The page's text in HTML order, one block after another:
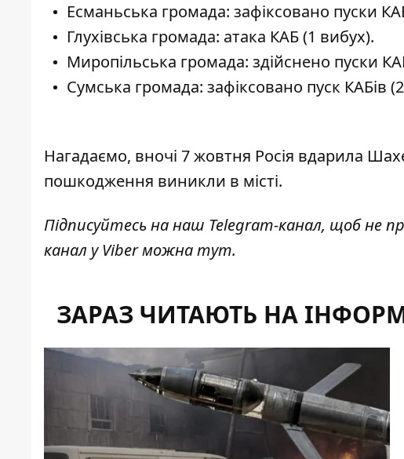
Есманьська громада: зафіксовано пуски
Глухівська громада: атака КАБ (1 вибух).
Миропільська громада: здійснено пуски
Сумська громада: зафіксовано пуск КАБів
Нагадаємо, вночі 7 жовтня Росія вдарила
пошкодження виникли в місті.
Підписуйтесь на наш Telegram-канал, щоб не
канал у Viber можнатут.
ЗАРАЗ ЧИТАЮТЬ НА